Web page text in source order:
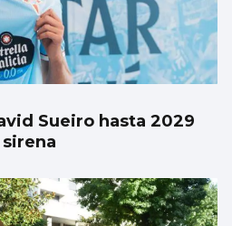
llevan la música a la
Sueiro hasta 2029